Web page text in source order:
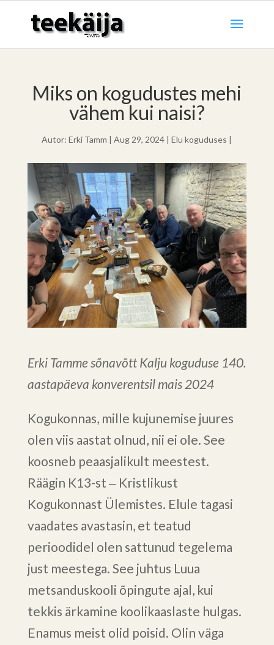
Miks on kogudustes mehi
vähem kui naisi?
Autor:Erki Tamm |Aug 29, 2024 |Elu koguduses |
Erki Tamme sõnavõtt Kalju koguduse 140.
aastapäeva konverentsil mais 2024
Kogukonnas, mille kujunemise juures
olen viis aastat olnud, nii ei ole. See
koosneb peaasjalikult meestest.
Räägin K13-st ‒ Kristlikust
Kogukonnast Ülemistes. Elule tagasi
vaadates avastasin, et teatud
perioodidel olen sattunud tegelema
just meestega. See juhtus Luua
metsanduskooli õpingute ajal, kui
tekkis ärkamine koolikaaslaste hulgas.
Enamus meist olid poisid. Olin väga